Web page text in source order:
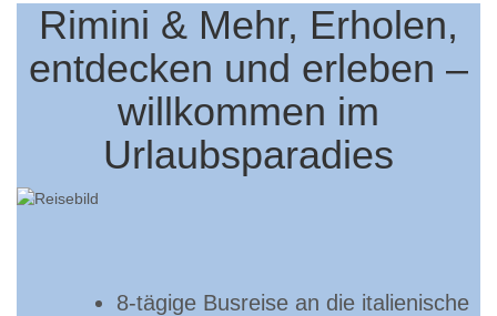
Rimini & Mehr, Erholen,
entdecken und erleben –
willkommen im
Urlaubsparadies
8-tägige Busreise an die italienische